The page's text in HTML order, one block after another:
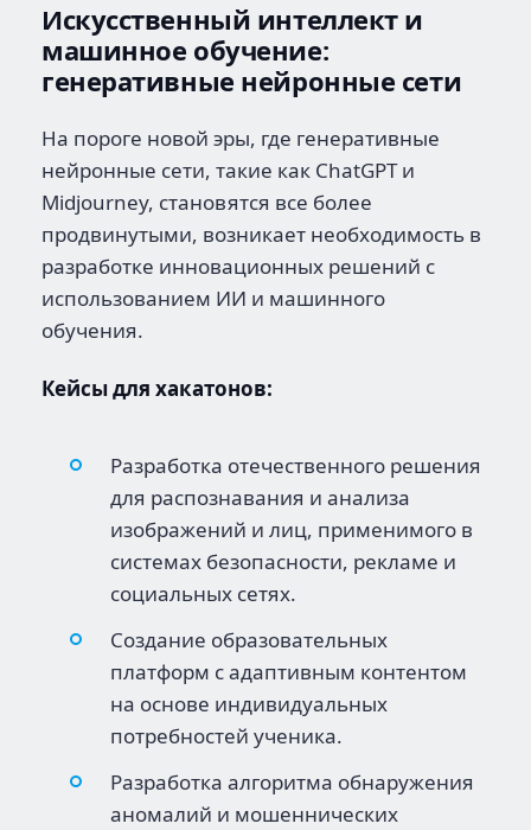
Искусственный интеллект и
машинное обучение:
генеративные нейронные сети
На пороге новой эры, где генеративные
нейронные сети, такие как ChatGPT и
Midjourney, становятся все более
продвинутыми, возникает необходимость в
разработке инновационных решений с
использованием ИИ и машинного
обучения.
Кейсы для хакатонов:
Разработка отечественного решения
для распознавания и анализа
изображений и лиц, применимого в
системах безопасности, рекламе и
социальных сетях.
Создание образовательных
платформ с адаптивным контентом
на основе индивидуальных
потребностей ученика.
Разработка алгоритма обнаружения
аномалий и мошеннических